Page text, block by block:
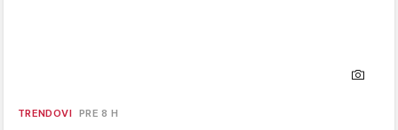
TRENDOVI PRE 8 H